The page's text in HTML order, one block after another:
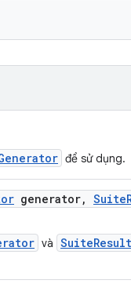
để sử dụng.
generator, Suite
và